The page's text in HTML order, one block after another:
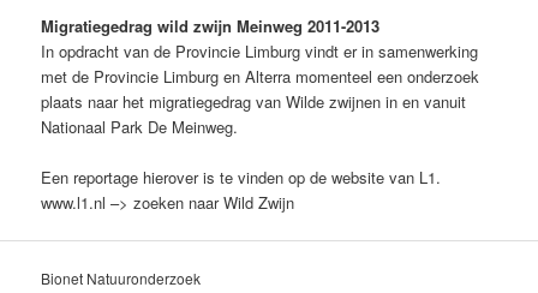
Migratiegedrag wild zwijn Meinweg 2011-2013
In opdracht van de Provincie Limburg vindt er in samenwerking
met de Provincie Limburg en Alterra momenteel een onderzoek
plaats naar het migratiegedrag van Wilde zwijnen in en vanuit
Nationaal Park De Meinweg.
Een reportage hierover is te vinden op de website van L1.
www.l1.nl –> zoeken naar Wild Zwijn
Bionet Natuuronderzoek